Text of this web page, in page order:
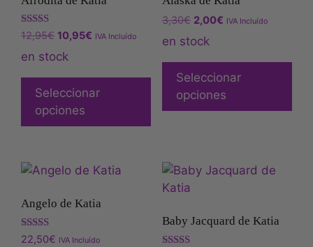
Valora
do con
3.00
de 5
12,95€ 10,95€ IVA Incluído
en stock
Seleccionar
opciones
3,30€ 2,00€ IVA Incluído
en stock
Seleccionar
opciones
Angelo de Katia
Valorado
22,50€ IVA Incluído
Baby Jacquard de Katia